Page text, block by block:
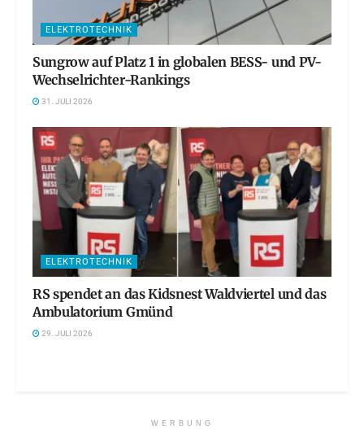
ELEKTROTECHNIK
Sungrow auf Platz 1 in globalen BESS- und PV-
Wechselrichter-Rankings
31. JULI 2026
ELEKTROTECHNIK
RS spendet an das Kidsnest Waldviertel und das
Ambulatorium Gmünd
29. JULI 2026
WERBUNG